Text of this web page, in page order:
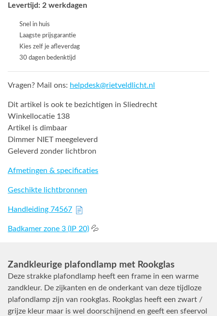
Levertijd: 2 werkdagen
Snel in huis
Laagste prijsgarantie
Kies zelf je afleverdag
30 dagen bedenktijd
Vragen? Mail ons: helpdesk@rietveldlicht.nl
Dit artikel is ook te bezichtigen in Sliedrecht
Winkellocatie 138
Artikel is dimbaar
Dimmer NIET meegeleverd
Geleverd zonder lichtbron
Afmetingen & specificaties
Geschikte lichtbronnen
Handleiding 74567
Badkamer zone 3 (IP 20) 💦
Zandkleurige plafondlamp met Rookglas
Deze strakke plafondlamp heeft een frame in een warme
zandkleur. De zijkanten en de onderkant van deze tijdloze
plafondlamp zijn van rookglas. Rookglas heeft een zwart /
grijze kleur maar is wel doorschijnend en geeft een sfeervol